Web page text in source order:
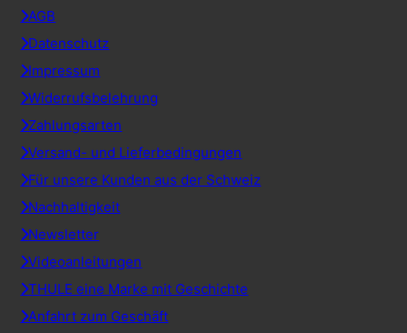
AGB
Datenschutz
Impressum
Widerrufsbelehrung
Zahlungsarten
Versand- und Lieferbedingungen
Für unsere Kunden aus der Schweiz
Nachhaltigkeit
Newsletter
Videoanleitungen
THULE eine Marke mit Geschichte
Anfahrt zum Geschäft